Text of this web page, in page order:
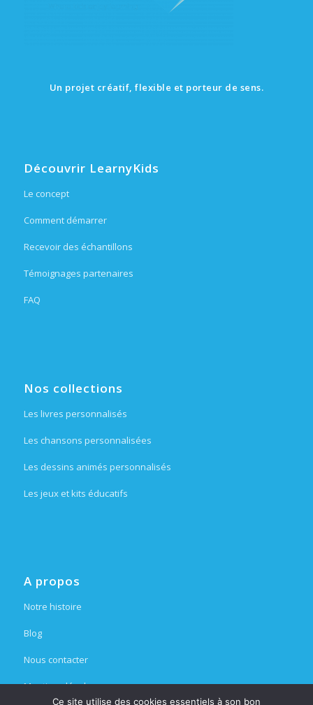
Un projet créatif, flexible et porteur de sens.
Découvrir LearnyKids
Le concept
Comment démarrer
Recevoir des échantillons
Témoignages partenaires
FAQ
Nos collections
Les livres personnalisés
Les chansons personnalisées
Les dessins animés personnalisés
Les jeux et kits éducatifs
A propos
Notre histoire
Blog
Nous contacter
Mentions légales
Ce site utilise des cookies essentiels à son bon